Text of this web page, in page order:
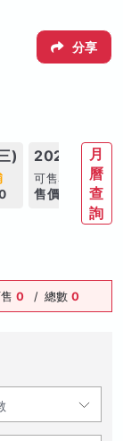
分享
) 2026/12/16
可售名額: 0可
售價: NT$
月
曆
查
詢
0 / 總數 0